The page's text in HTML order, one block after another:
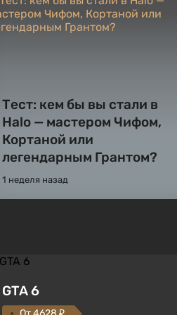
Тест: кем бы вы стали в
Halo — мастером Чифом,
Кортаной или
легендарным Грантом?
1 неделя назад
GTA 6